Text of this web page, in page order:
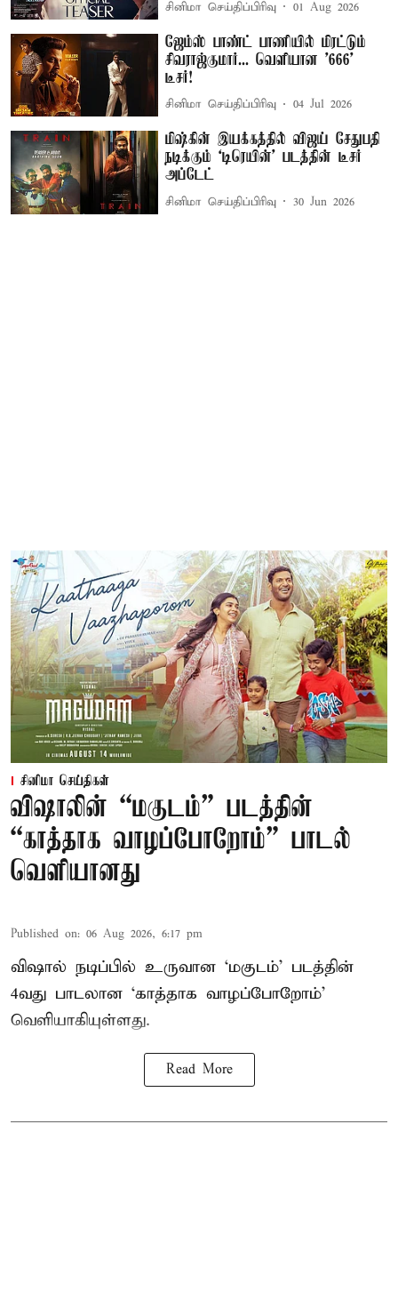
சினிமா செய்திப்பிரிவு 01 Aug 2026
ஜேம்ஸ் பாண்ட் பாணியில் மிரட்டும்
சிவராஜ்குமார்... வெளியான '666'
டீசர்!
சினிமா செய்திப்பிரிவு 04 Jul 2026
மிஷ்கின் இயக்கத்தில் விஜய் சேதுபதி
நடிக்கும் `டிரெயின்' படத்தின் டீசர்
அப்டேட்
சினிமா செய்திப்பிரிவு 30 Jun 2026
சினிமா செய்திகள்
விஷாலின் “மகுடம்” படத்தின்
“காத்தாக வாழப்போறோம்” பாடல்
வெளியானது
Published on: 06 Aug 2026, 6:17 pm
விஷால் நடிப்பில் உருவான ‘மகுடம்’ படத்தின்
4வது பாடலான ‘காத்தாக வாழப்போறோம்’
வெளியாகியுள்ளது.
Read More